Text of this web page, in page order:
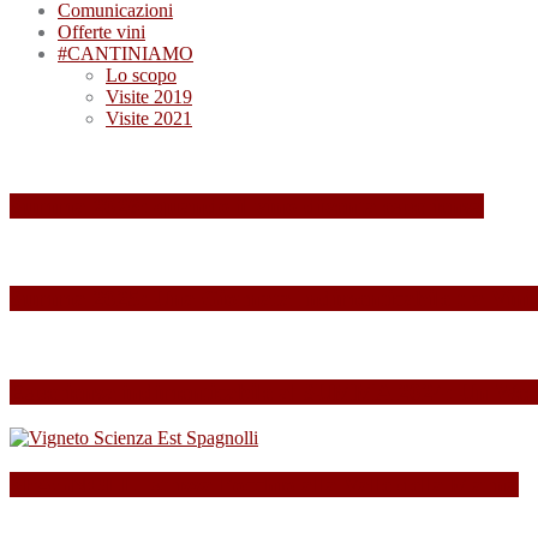
Comunicazioni
Offerte vini
#CANTINIAMO
Lo scopo
Visite 2019
Visite 2021